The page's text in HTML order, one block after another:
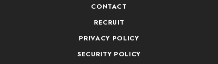
CONTACT
RECRUIT
PRIVACY POLICY
SECURITY POLICY